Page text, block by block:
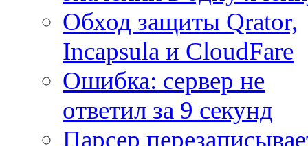
Обход защиты Qrator,
Incapsula и CloudFare
Ошибка: сервер не
ответил за 9 секунд
Парсер